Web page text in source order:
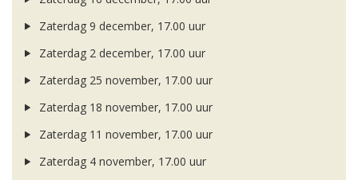
Zaterdag 9 december, 17.00 uur
Zaterdag 2 december, 17.00 uur
Zaterdag 25 november, 17.00 uur
Zaterdag 18 november, 17.00 uur
Zaterdag 11 november, 17.00 uur
Zaterdag 4 november, 17.00 uur